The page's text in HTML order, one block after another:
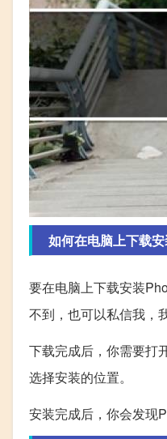
如何在电脑上下载
要在电脑上下载安装
不到，也可以私信我，
下载完成后，你需要打
选择安装的位置。
安装完成后，你会发现